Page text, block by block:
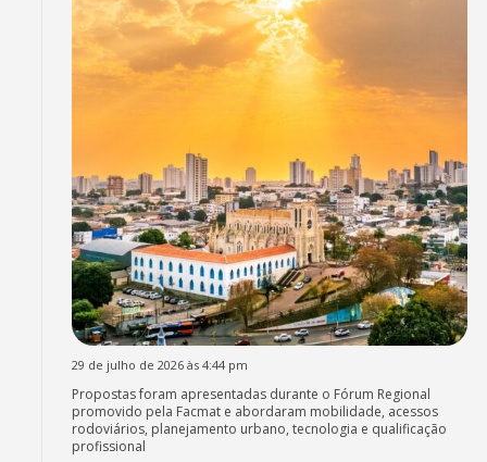
29 de julho de 2026 às 4:44 pm
Propostas foram apresentadas durante o Fórum Regional
promovido pela Facmat e abordaram mobilidade, acessos
rodoviários, planejamento urbano, tecnologia e qualificação
profissional